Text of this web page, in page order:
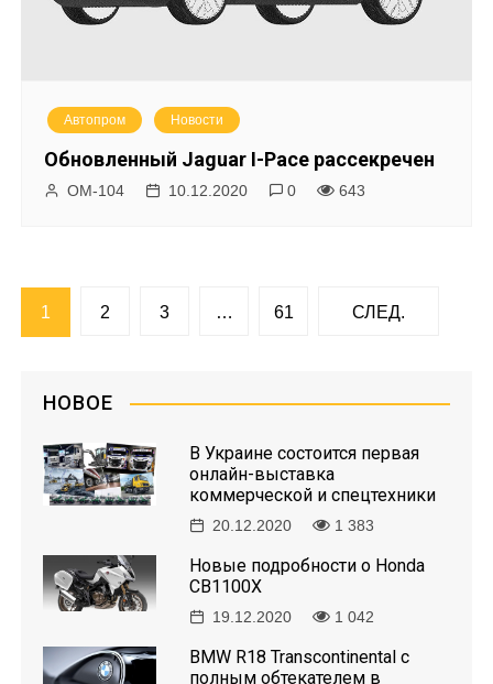
Автопром Новости
Обновленный Jaguar I-Pace рассекречен
ОМ-104 10.12.2020 0 643
Н
ц
1 2 3 … 61 СЛЕД.
НОВОЕ
В Украине состоится первая
онлайн-выставка
коммерческой и спецтехники
20.12.2020 1 383
Новые подробности о Honda
CB1100X
19.12.2020 1 042
BMW R18 Transcontinental с
полным обтекателем в